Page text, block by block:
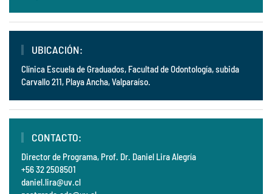
UBICACIÓN:
Clínica Escuela de Graduados, Facultad de Odontología, subida
Carvallo 211, Playa Ancha, Valparaíso.
CONTACTO:
Director de Programa, Prof. Dr. Daniel Lira Alegría
+56 32 2508501
daniel.lira@uv.cl